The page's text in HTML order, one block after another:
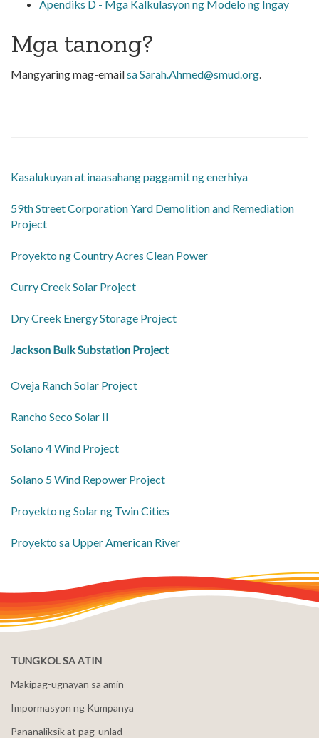
Apendiks D - Mga Kalkulasyon ng Modelo ng Ingay
Mga tanong?
Mangyaring mag-emailsa Sarah.Ahmed@smud.org.
Kasalukuyan at inaasahang paggamit ng enerhiya
59th Street Corporation Yard Demolition and Remediation
Project
Proyekto ng Country Acres Clean Power
Curry Creek Solar Project
Dry Creek Energy Storage Project
Jackson Bulk Substation Project
Oveja Ranch Solar Project
Rancho Seco Solar II
Solano 4 Wind Project
Solano 5 Wind Repower Project
Proyekto ng Solar ng Twin Cities
Proyekto sa Upper American River
TUNGKOL SA ATIN
Makipag-ugnayan sa amin
Impormasyon ng Kumpanya
Pananaliksik at pag-unlad